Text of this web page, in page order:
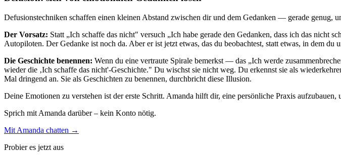
Defusionstechniken schaffen einen kleinen Abstand zwischen dir und dem Gedanken — gerade genug,
Der Vorsatz: Statt „Ich schaffe das nicht" versuch „Ich habe gerade den Gedanken, dass ich das
Autopiloten. Der Gedanke ist noch da. Aber er ist jetzt etwas, das du beobachtest, statt etwas, in dem du
Die Geschichte benennen: Wenn du eine vertraute Spirale bemerkst — das „Ich werde
wieder die ‚Ich schaffe das nicht'-Geschichte." Du wischst sie nicht weg. Du erkennst sie als
Mal dringend an. Sie als Geschichten zu benennen, durchbricht diese Illusion.
Deine Emotionen zu verstehen ist der erste Schritt. Amanda hilft dir, eine persönliche Praxis
Sprich mit Amanda darüber – kein Konto nötig.
Mit Amanda chatten →
Probier es jetzt aus